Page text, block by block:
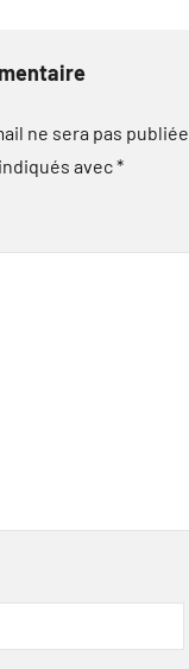
ne sera pas publiée.
avec*